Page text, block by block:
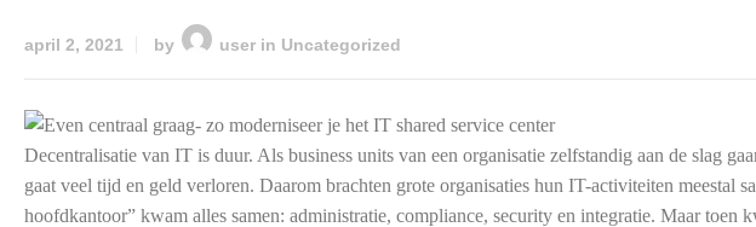
april 2, 2021 by user in Uncategorized
Decentralisatie van IT is duur. Als business units van een organisatie zelfstandig aan de slag
gaat veel tijd en geld verloren. Daarom brachten grote organisaties hun IT-activiteiten meestal
hoofdkantoor” kwam alles samen: administratie, compliance, security en integratie. Maar toen